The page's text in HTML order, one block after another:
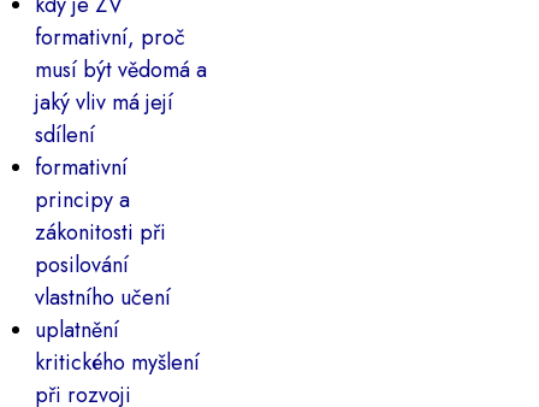
formativní, proč
musí být vědomá a
jaký vliv má její
sdílení
formativní
principy a
zákonitosti při
posilování
vlastního učení
uplatnění
kritického myšlení
při rozvoji